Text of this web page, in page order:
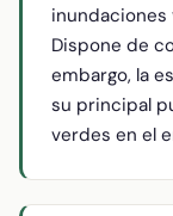
Dispone de
embargo, la
su principal
verdes en el